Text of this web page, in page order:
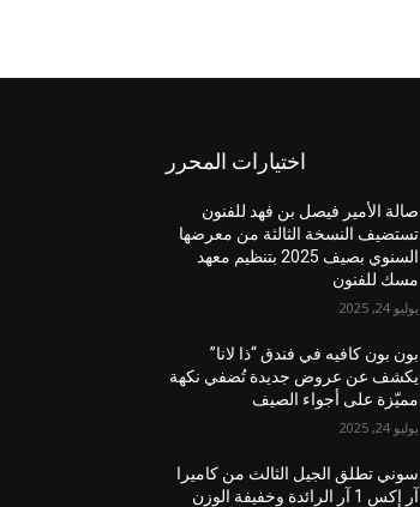
اختيارات المحرر
صالة الأمير فيصل بن فهد للفنون
تستضيف النسخة الثالثة من معرضها
السنوي بصيف 2025 بتنظيم معهد
مسك للفنون
يوليو 24, 2025
بون بون كافيه في فندق “ذا لانا”
يكشف عن عروض جديدة تُضفي نكهة
مميّزة على أجواء الصيف
يوليو 24, 2025
سوني تطلق الجيل الثالث من كاميرا
آر إكس 1 آر الرائدة وخفيفة الوزن